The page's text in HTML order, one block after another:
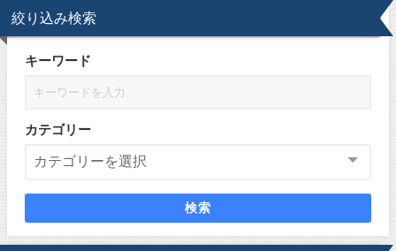
絞り込み検索
キーワード
カテゴリー
検索